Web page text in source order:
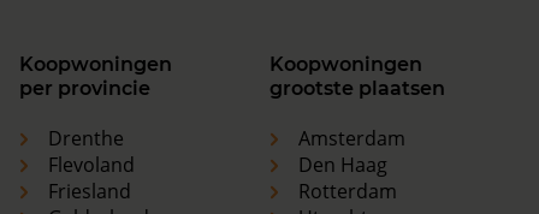
Koopwoningen
per provincie
Drenthe
Flevoland
Friesland
Koopwoningen
grootste plaatsen
Amsterdam
Den Haag
Rotterdam